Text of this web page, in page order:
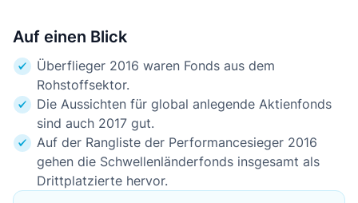
Auf einen Blick
Überflieger 2016 waren Fonds aus dem
Rohstoffsektor.
Die Aussichten für global anlegende Aktienfonds
sind auch 2017 gut.
Auf der Rangliste der Performancesieger 2016
gehen die Schwellenländerfonds insgesamt als
Drittplatzierte hervor.